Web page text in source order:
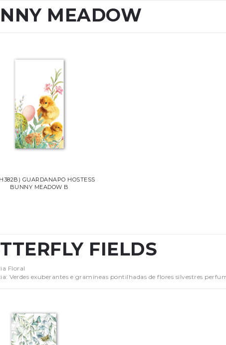
MEADOW
GUARDANAPO HOSTESS
BUNNY MEADOW B
FIELDS
Floral
Verdes exuberantes e gramíneas pontilhadas de flores silvestres